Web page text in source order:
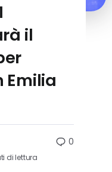
il
Emilia
di lettura
0